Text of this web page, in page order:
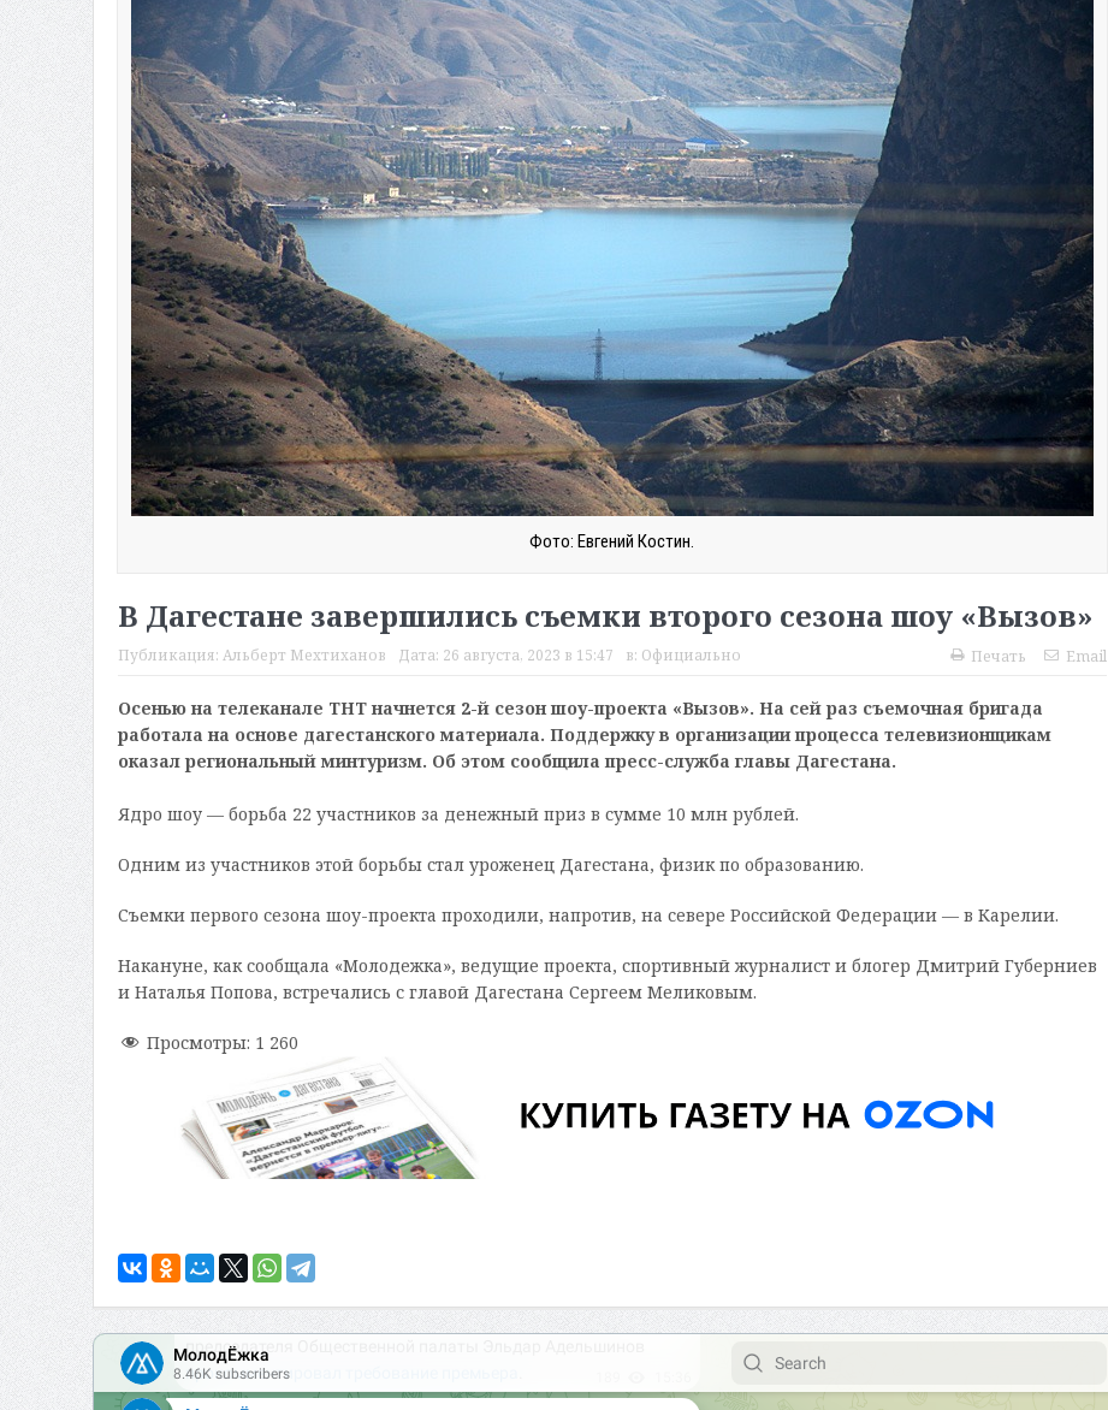
Фото: Евгений Костин.
В Дагестане завершились съемки второго сезона шоу «Вызов»
Публикация: Альберт Мехтиханов Дата: 26 августа, 2023 в 15:47 в: Официально Печать Email
Осенью на телеканале ТНТ начнется 2-й сезон шоу-проекта «Вызов». На сей раз съемочная бригада
работала на основе дагестанского материала. Поддержку в организации процесса телевизионщикам
оказал региональный минтуризм. Об этом сообщила пресс-служба главы Дагестана.
Ядро шоу — борьба 22 участников за денежный приз в сумме 10 млн рублей.
Одним из участников этой борьбы стал уроженец Дагестана, физик по образованию.
Съемки первого сезона шоу-проекта проходили, напротив, на севере Российской Федерации — в Карелии.
Накануне, как сообщала «Молодежка», ведущие проекта, спортивный журналист и блогер Дмитрий Губерниев
и Наталья Попова, встречались с главой Дагестана Сергеем Меликовым.
Просмотры: 1 260